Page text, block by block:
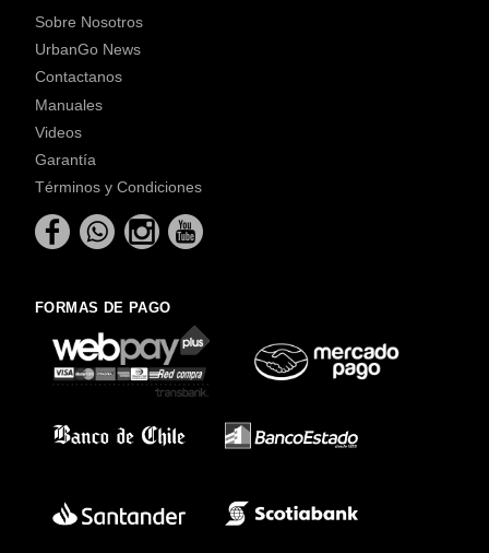
Sobre Nosotros
UrbanGo News
Contactanos
Manuales
Videos
Garantía
Términos y Condiciones
FORMAS DE PAGO